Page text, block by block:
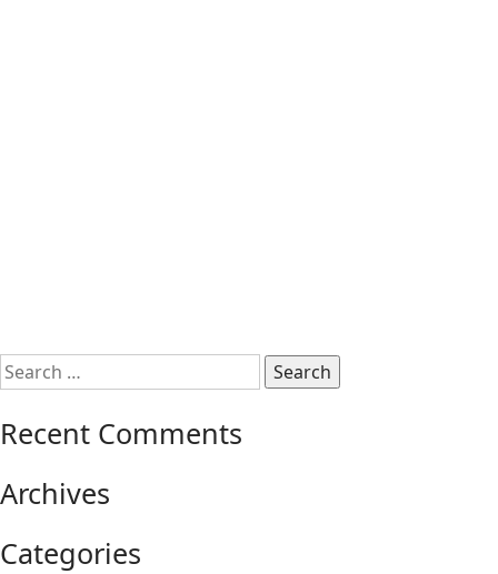
Search
for:
Recent Comments
Archives
Categories